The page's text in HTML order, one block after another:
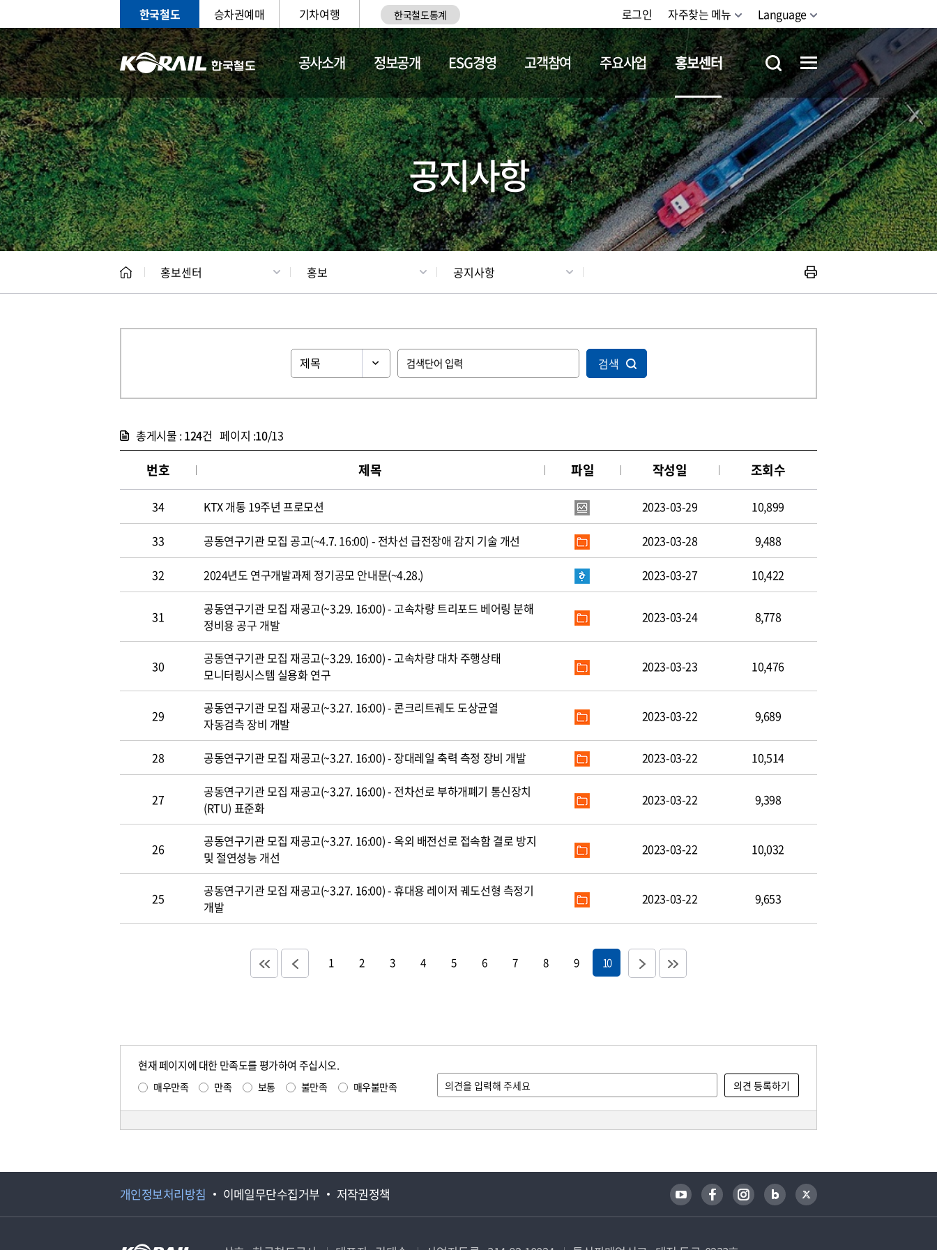
한국철도 승차권예매 기차여행 한국철도통계 로그인 자주찾는 메뉴 Language
공사소개 정보공개 ESG경영 고객참여 주요사업 홍보센터
홍보 문화사업 갤러리 기차소개 철도체험
공지사항
홍보센터 홍보 공지사항
검색
총게시물 :124건 페이지 :10/13
번호 제목 파일 작성일 조회수
34 KTX 개통 19주년 프로모션 2023-03-29 10,899
33 공동연구기관 모집 공고(~4.7. 16:00) - 전차선 급전장애 감지 기술 개선 2023-03-28 9,488
32 2024년도 연구개발과제 정기공모 안내문(~4.28.) 2023-03-27 10,422
31
공동연구기관 모집 재공고(~3.29. 16:00) - 고속차량 트리포드 베어링 분해
정비용 공구 개발
2023-03-24 8,778
30
공동연구기관 모집 재공고(~3.29. 16:00) - 고속차량 대차 주행상태
모니터링시스템 실용화 연구
2023-03-23 10,476
29
공동연구기관 모집 재공고(~3.27. 16:00) - 콘크리트궤도 도상균열
자동검측 장비 개발
2023-03-22 9,689
28 공동연구기관 모집 재공고(~3.27. 16:00) - 장대레일 축력 측정 장비 개발 2023-03-22 10,514
27
공동연구기관 모집 재공고(~3.27. 16:00) - 전차선로 부하개폐기 통신장치
(RTU) 표준화
2023-03-22 9,398
26
공동연구기관 모집 재공고(~3.27. 16:00) - 옥외 배전선로 접속함 결로 방지
및 절연성능 개선
2023-03-22 10,032
25
공동연구기관 모집 재공고(~3.27. 16:00) - 휴대용 레이저 궤도선형 측정기
개발
2023-03-22 9,653
1 2 3 4 5 6 7 8 9 10
현재 페이지에 대한 만족도를 평가하여 주십시오.
매우만족 만족 보통 불만족 매우불만족
개인정보처리방침 이메일무단수집거부 저작권정책